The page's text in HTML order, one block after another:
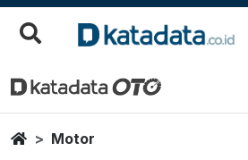
HomeMotor